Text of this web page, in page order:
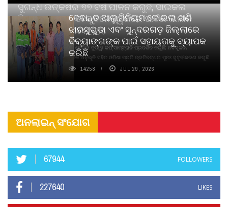
ସୁଗନ୍ଧ ଉତ୍କର୍ଷର ୭୭ ବର୍ଷ ପାଳନ କରୁଛି, ସାଇକଲ
ପିୟୋର୍‌ ଅଗରବତୀ ଭୁବନେଶ୍ୱରରେ ପାର୍ବଣ କାଳୀନ
ନବସୃଜନ ଉନ୍ମୋଚନ କଲା
ବାଉଁଶ ବିହୀନ କଠିନ ଧୂପ ଏବଂ ମେଦିନୀ ଜୁଡୱା କପ୍‌ ସାମ୍ବ୍ରାନି ପ୍ରଦର୍ଶିତ କରୁଛି; ନବସୃଜନ,
ଦୀର୍ଘସ୍ଥାୟିତା ଏବଂ ଆଧ୍ୟାତ୍ମିକ ଅନୁଭୂତି ସହିତ ଓଡ଼ିଶା ପ୍ରତି ପ୍ରତିବଦ୍ଧତା ପୁନଃ ସୁଦୃଢୀକରଣ କରୁଛି
ବେଦାନ୍ତ ଆଲୁମିନିୟମ କୋଇଲା ଖଣି
ଝାରସୁଗୁଡା ଏବଂ ସୁନ୍ଦରଗଡ଼ ଜିଲ୍ଲାରେ
ଦିବ୍ୟାଙ୍ଗଙ୍କ ପାଇଁ ସହାୟତାକୁ ବ୍ୟାପକ
କରିଛି
14258 JUL 29, 2026
ଅନଲାଇନ୍ ସଂଯୋଗ
67944 FOLLOWERS
227640 LIKES